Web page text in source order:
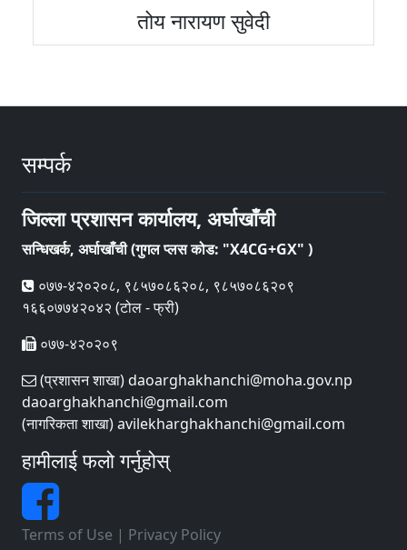
तोय नारायण सुवेदी
सम्पर्क
जिल्ला प्रशासन कार्यालय, अर्घाखाँची
सन्धिखर्क, अर्घाखाँची (गुगल प्लस कोड: "X4CG+GX" )
०७७-४२०२०८, ९८५७०८६२०८, ९८५७०८६२०९
१६६०७७४२०४२ (टोल - फ्री)
०७७-४२०२०९
(प्रशासन शाखा) daoarghakhanchi@moha.gov.np
daoarghakhanchi@gmail.com
(नागरिकता शाखा) avilekharghakhanchi@gmail.com
हामीलाई फलो गर्नुहोस्
Terms of Use | Privacy Policy